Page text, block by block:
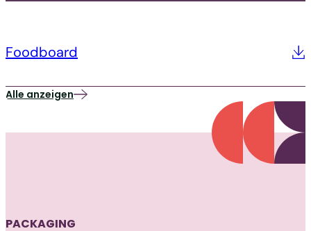
Foodboard
Alle anzeigen
PACKAGING